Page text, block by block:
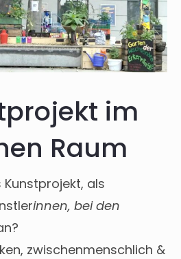
im
Raum
als
innen, bei den
zwischenmenschlich &